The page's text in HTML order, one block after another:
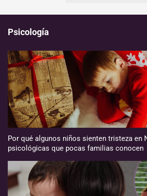
Psicología
Por qué algunos niños sienten tristeza en
psicológicas que pocas familias conocen